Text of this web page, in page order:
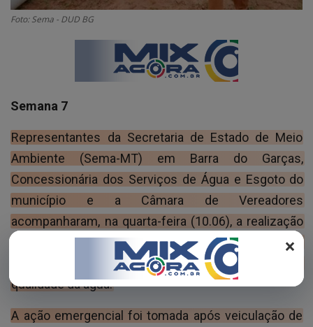
MIX AGORA TV
×
Foto: Sema - DUD BG
Semana 7
Representantes da Secretaria de Estado de Meio
Ambiente (Sema-MT) em Barra do Garças,
Concessionária dos Serviços de Água e Esgoto do
município e a Câmara de Vereadores
acompanharam, na quarta-feira (10.06), a realização
de coletas de amostras no Rio Araguaia pela Agência
de Regulação e Fiscalização (Argif) para verificar a
qualidade da água.
A ação emergencial foi tomada após veiculação de